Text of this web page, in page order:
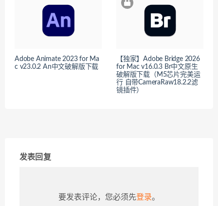
Adobe Animate 2023 for Ma
c v23.0.2 An中文破解版下载
【独家】Adobe Bridge 2026
for Mac v16.0.3 Br中文原生
破解版下载（M5芯片完美运
行 自带CameraRaw18.2.2滤
镜插件）
发表回复
要发表评论，您必须先登录。